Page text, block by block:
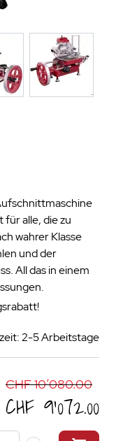
alle, die zu
wahrer Klasse
und der
All das in einem
2-5 Arbeitstage
CHF 10’080.00
CHF 9’072.00